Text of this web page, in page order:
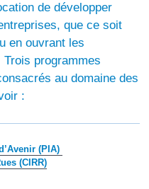
de développer
que ce soit
en ouvrant les
Trois programmes
au domaine des
:
(PIA)
(CIRR)